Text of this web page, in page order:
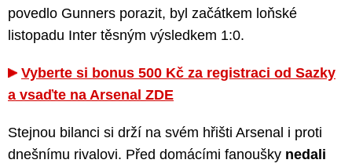
povedlo Gunners porazit, byl začátkem loňské
listopadu Inter těsným výsledkem 1:0.
Vyberte si bonus 500 Kč za registraci od Sazky
a vsaďte na Arsenal ZDE
Stejnou bilanci si drží na svém hřišti Arsenal i proti
dnešnímu rivalovi. Před domácími fanoušky nedali